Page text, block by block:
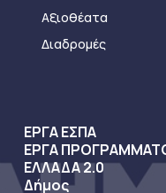
Αξιοθέατα
Διαδρομές
ΕΡΓΑ ΕΣΠΑ
ΕΡΓΑ
ΕΛΛΑΔΑ 2.0
Δήμος